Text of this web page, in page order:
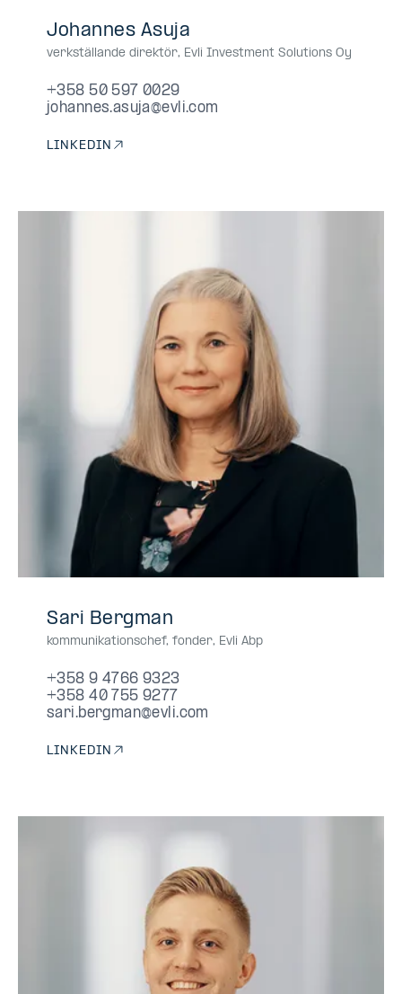
Johannes Asuja
verkställande direktör, Evli Investment Solutions Oy
+358 50 597 0029
+358
50
0029
+358505970029
050
597
0505970029
050-
5970029
johannes.asuja@evli.com
LINKEDIN
Sari Bergman
kommunikationschef, fonder, Evli Abp
+358 9 4766 9323
+358
9
9323
+358947669323
09
4766
0947669323
094-
7669323
+358 40 755 9277
+358
40
9277
+358407559277
040
755
0407559277
040-
7559277
sari.bergman@evli.com
LINKEDIN